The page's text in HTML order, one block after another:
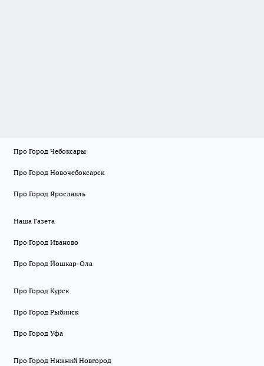
Про Город Чебоксары
Про Город Новочебоксарск
Про Город Ярославль
Наша Газета
Про Город Иваново
Про Город Йошкар-Ола
Про Город Курск
Про Город Рыбинск
Про Город Уфа
Про Город Нижний Новгород